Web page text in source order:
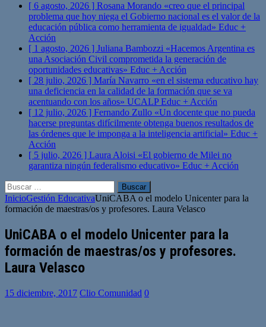
[ 6 agosto, 2026 ] Rosana Morando «creo que el principal
problema que hoy niega el Gobierno nacional es el valor de la
educación pública como herramienta de igualdad» Educ +
Acción
[ 1 agosto, 2026 ] Juliana Bambozzi «Hacemos Argentina es
una Asociación Civil comprometida la generación de
oportunidades educativas» Educ + Acción
[ 28 julio, 2026 ] María Navarro «en el sistema educativo hay
una deficiencia en la calidad de la formación que se va
acentuando con los años» UCALPEduc + Acción
[ 12 julio, 2026 ] Fernando Zullo «Un docente que no pueda
hacerse preguntas difícilmente obtenga buenos resultados de
las órdenes que le imponga a la inteligencia artificial» Educ +
Acción
[ 5 julio, 2026 ] Laura Aloisi «El gobierno de Milei no
garantiza ningún federalismo educativo» Educ + Acción
Buscar:
InicioGestión EducativaUniCABA o el modelo Unicenter para la
formación de maestras/os y profesores. Laura Velasco
UniCABA o el modelo Unicenter para la
formación de maestras/os y profesores.
Laura Velasco
15 diciembre, 2017 Clio Comunidad 0